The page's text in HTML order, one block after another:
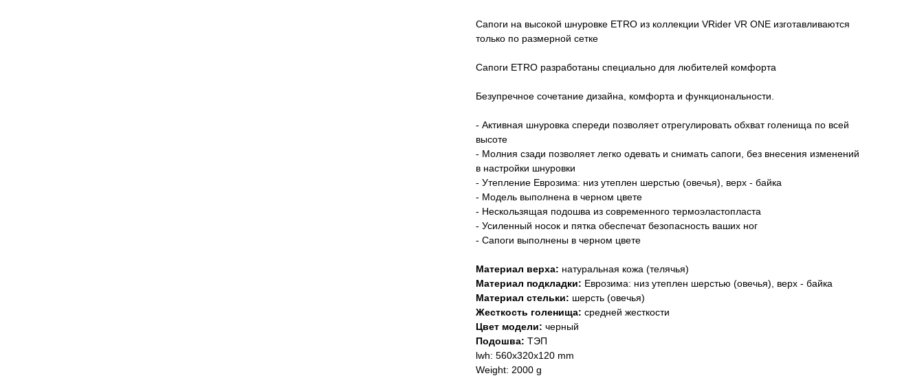
Сапоги на высокой шнуровке ETRO из коллекции VRider VR ONE изготавливаются
только по размерной сетке
Сапоги ETRO разработаны специально для любителей комфорта
Безупречное сочетание дизайна, комфорта и функциональности.
- Активная шнуровка спереди позволяет отрегулировать обхват голенища по всей
высоте
- Молния сзади позволяет легко одевать и снимать сапоги, без внесения изменений
в настройки шнуровки
- Утепление Еврозима: низ утеплен шерстью (овечья), верх - байка
- Модель выполнена в черном цвете
- Нескользящая подошва из современного термоэластопласта
- Усиленный носок и пятка обеспечат безопасность ваших ног
- Сапоги выполнены в черном цвете
Материал верха: натуральная кожа (телячья)
Материал подкладки: Еврозима: низ утеплен шерстью (овечья), верх - байка
Материал стельки: шерсть (овечья)
Жесткость голенища: средней жесткости
Цвет модели: черный
Подошва: ТЭП
lwh: 560x320x120 mm
Weight: 2000 g